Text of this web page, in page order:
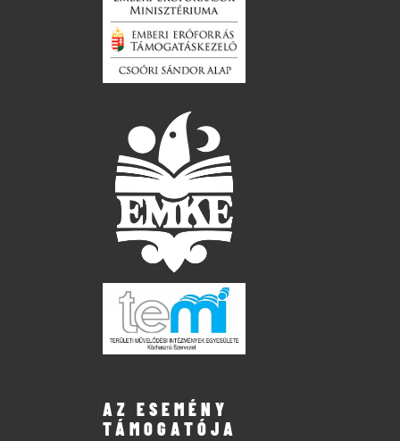
AZ ESEMÉNY
TÁMOGATÓJA